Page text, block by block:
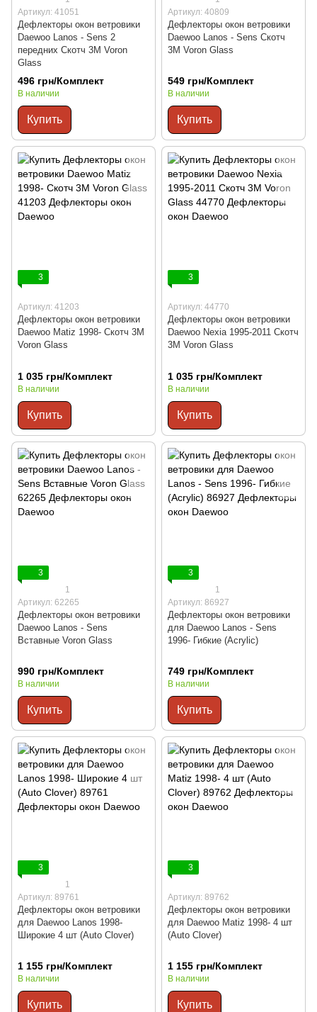
Артикул: 41051
Дефлекторы окон ветровики
Daewoo Lanos - Sens 2
передних Скотч 3M Voron
Glass
496 грн/Комплект
В наличии
Купить
Артикул: 40809
Дефлекторы окон ветровики
Daewoo Lanos - Sens Скотч
3M Voron Glass
549 грн/Комплект
В наличии
Купить
3
Артикул: 41203
Дефлекторы окон ветровики
Daewoo Matiz 1998- Скотч 3M
Voron Glass
1 035 грн/Комплект
В наличии
Купить
3
Артикул: 44770
Дефлекторы окон ветровики
Daewoo Nexia 1995-2011 Скотч
3M Voron Glass
1 035 грн/Комплект
В наличии
Купить
3
1
Артикул: 62265
Дефлекторы окон ветровики
Daewoo Lanos - Sens
Вставные Voron Glass
990 грн/Комплект
В наличии
Купить
3
1
Артикул: 86927
Дефлекторы окон ветровики
для Daewoo Lanos - Sens
1996- Гибкие (Acrylic)
749 грн/Комплект
В наличии
Купить
3
1
Артикул: 89761
Дефлекторы окон ветровики
для Daewoo Lanos 1998-
Широкие 4 шт (Auto Clover)
1 155 грн/Комплект
В наличии
Купить
3
Артикул: 89762
Дефлекторы окон ветровики
для Daewoo Matiz 1998- 4 шт
(Auto Clover)
1 155 грн/Комплект
В наличии
Купить